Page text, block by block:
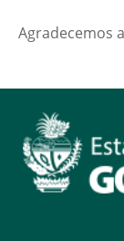
Agradecemos